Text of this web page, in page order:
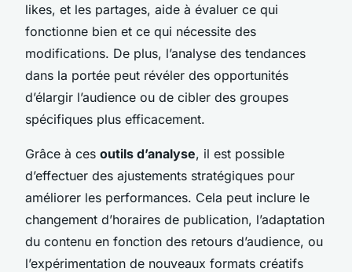
likes, et les partages, aide à évaluer ce qui
fonctionne bien et ce qui nécessite des
modifications. De plus, l’analyse des tendances
dans la portée peut révéler des opportunités
d’élargir l’audience ou de cibler des groupes
spécifiques plus efficacement.
Grâce à ces outils d’analyse, il est possible
d’effectuer des ajustements stratégiques pour
améliorer les performances. Cela peut inclure le
changement d’horaires de publication, l’adaptation
du contenu en fonction des retours d’audience, ou
l’expérimentation de nouveaux formats créatifs